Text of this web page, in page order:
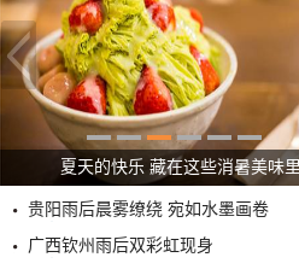
广西南宁：盛夏里的“绿野仙踪”
贵阳雨后晨雾缭绕 宛如水墨画卷
广西钦州雨后双彩虹现身